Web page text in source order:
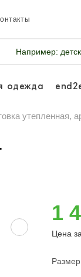
Например:
одежда
утепленная,
1
Цена